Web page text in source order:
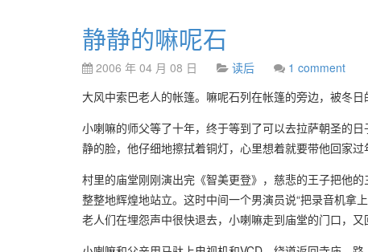
静静的嘛呢石
2006 年 04 月 08 日 读后
1 comment
大风中索巴老人的帐篷。嘛呢石列在帐篷的旁边，被冬日
小喇嘛的师父等了十年，终于等到了可以去拉萨朝圣的
静的脸，他仔细地擦拭着铜灯，心里想着就要带他回家
村里的庙堂刚刚演出完《智美更登》，慈悲的王子把他
整整地辉煌地站立。这时中间一个男演员说“把录音机拿
老人们在埋怨声中很快退去，小喇嘛走到庙堂的门口，